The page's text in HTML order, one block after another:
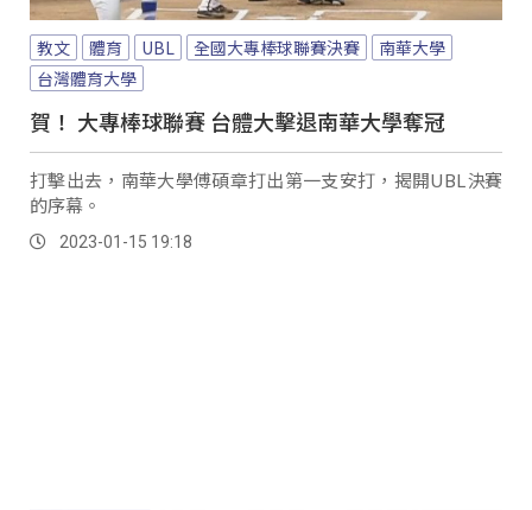
教文 體育 UBL 全國大專棒球聯賽決賽
南華大學
台灣體育大學
賀！ 大專棒球聯賽 台體大擊退南華大學奪冠
打擊出去，南華大學傅碩章打出第一支安打，揭開UBL決賽
的序幕。
2023-01-15 19:18